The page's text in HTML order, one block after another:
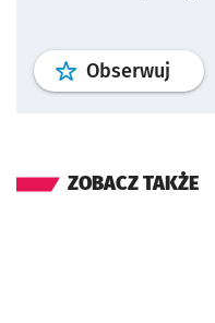
Obserwuj profil
ZOBACZ TAKŻE